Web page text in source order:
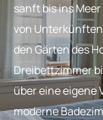
sanft bis ins
von
den Gärten des
Dreibettzimmer
über eine eigene
moderne